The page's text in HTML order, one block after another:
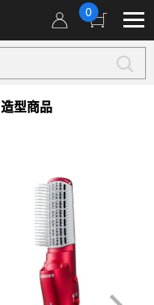
0
造型商品